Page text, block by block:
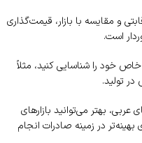
و مقایسه با بازار، قیمت‌گذاری
است.
خود را شناسایی کنید، مثلاً
تولید.
بهتر می‌توانید بازارهای
در زمینه صادرات انجام